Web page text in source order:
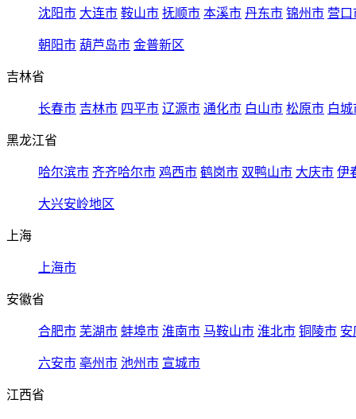
沈阳市 大连市 鞍山市 抚顺市 本溪市 丹东市 锦州市 营口
朝阳市 葫芦岛市 金普新区
吉林省
长春市 吉林市 四平市 辽源市 通化市 白山市 松原市 白城
黑龙江省
哈尔滨市 齐齐哈尔市 鸡西市 鹤岗市 双鸭山市 大庆市 伊
大兴安岭地区
上海
上海市
安徽省
合肥市 芜湖市 蚌埠市 淮南市 马鞍山市 淮北市 铜陵市 安
六安市 亳州市 池州市 宣城市
江西省